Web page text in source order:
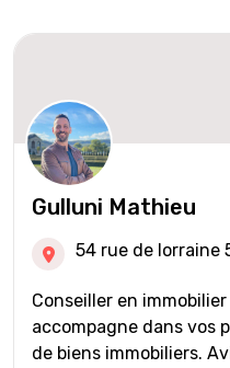
Gulluni Mathieu
54 rue de lorraine
Conseiller en
accompagne dans vos
de biens immobiliers. Avis de valeur offert